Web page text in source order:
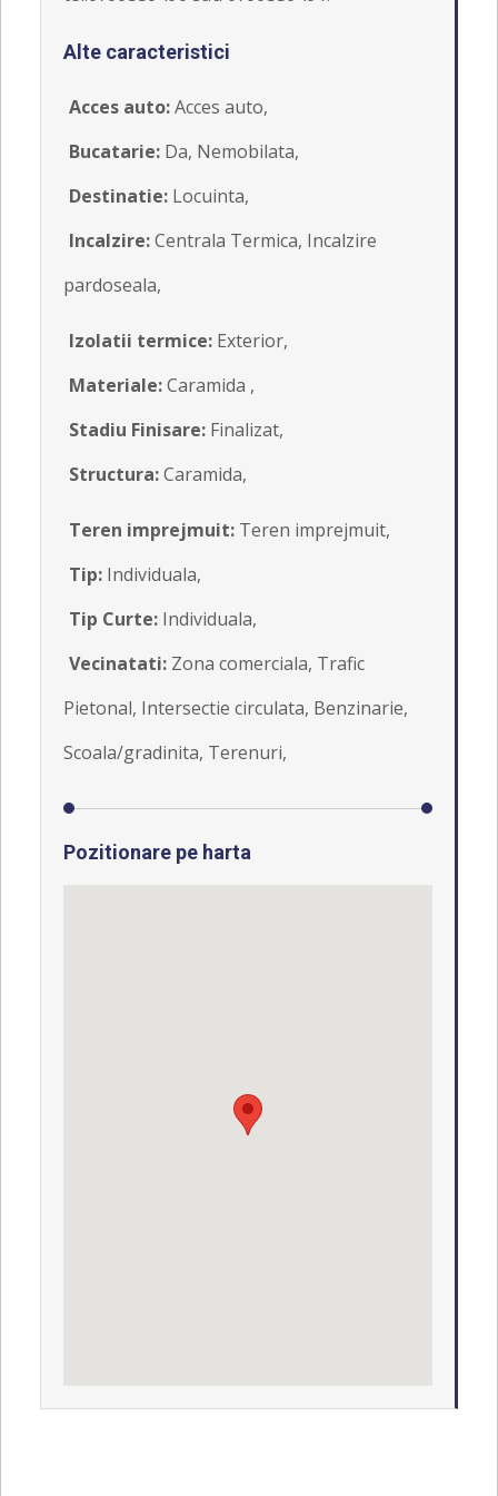
Alte caracteristici
Acces auto:Acces auto,
Bucatarie: Da, Nemobilata,
Destinatie: Locuinta,
Incalzire:Centrala Termica, Incalzire
pardoseala,
Izolatii termice: Exterior,
Materiale:Caramida ,
Stadiu Finisare: Finalizat,
Structura:Caramida,
Teren imprejmuit: Teren imprejmuit,
Tip: Individuala,
Tip Curte: Individuala,
Vecinatati: Zona comerciala, Trafic
Pietonal, Intersectie circulata, Benzinarie,
Scoala/gradinita, Terenuri,
Pozitionare pe harta